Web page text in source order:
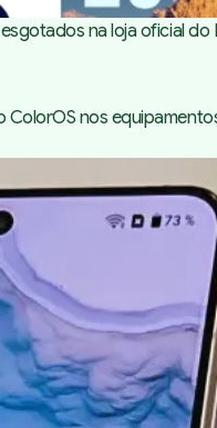
na loja oficial do
nos